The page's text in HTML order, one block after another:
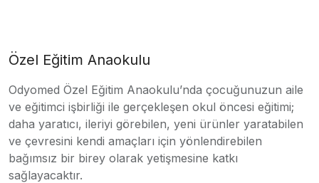
Özel Eğitim Anaokulu
Odyomed Özel Eğitim Anaokulu’nda çocuğunuzun aile
ve eğitimci işbirliği ile gerçekleşen okul öncesi eğitimi;
daha yaratıcı, ileriyi görebilen, yeni ürünler yaratabilen
ve çevresini kendi amaçları için yönlendirebilen
bağımsız bir birey olarak yetişmesine katkı
sağlayacaktır.